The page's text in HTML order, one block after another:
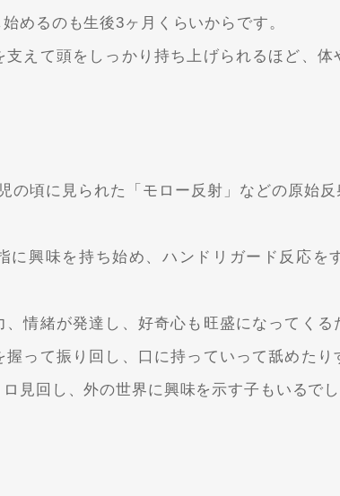
めるのも生後3ヶ月くらいからです。
えて頭をしっかり持ち上げられるほど、体
の頃に見られた 「モロー反射」 などの原始
に興味を持ち始め、ハンドリガード反応 を
、情緒が発達し、好奇心も旺盛になってくる
握って振り回し、口に持っていって舐めたり
見回し、外の世界に興味を示す子もいるでし